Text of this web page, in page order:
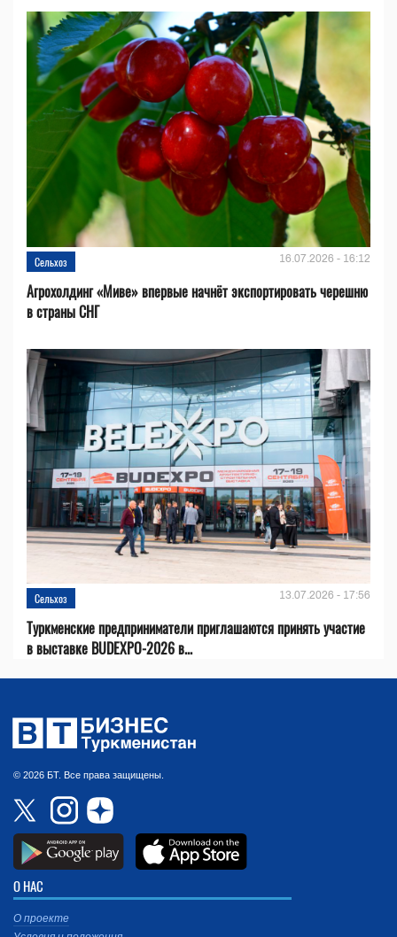
Сельхоз 16.07.2026 - 16:12
Агрохолдинг «Миве» впервые начнёт экспортировать черешню
в страны СНГ
Сельхоз 13.07.2026 - 17:56
Туркменские предприниматели приглашаются принять участие
в выставке BUDEXPO-2026 в...
© 2026 БТ. Все права защищены.
О НАС
О проекте